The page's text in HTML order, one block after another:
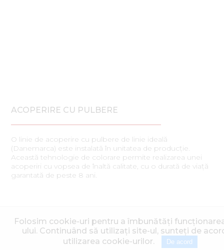
ACOPERIRE CU PULBERE
O linie de acoperire cu pulbere de linie ideală
(Danemarca) este instalată în unitatea de producție.
Această tehnologie de colorare permite realizarea unei
acoperiri cu vopsea de înaltă calitate, cu o durată de viață
garantată de peste 8 ani.
sunt obligatorii. Ne rezervăm dreptul de a face
modificări tehnice de design. Consultați nivelul de
echipare la reprezentantul regional.
Folosim cookie-uri pentru a îmbunătăți
ului. Continuând să utilizați site-ul, sunteți de
utilizarea cookie-urilor.
De acord